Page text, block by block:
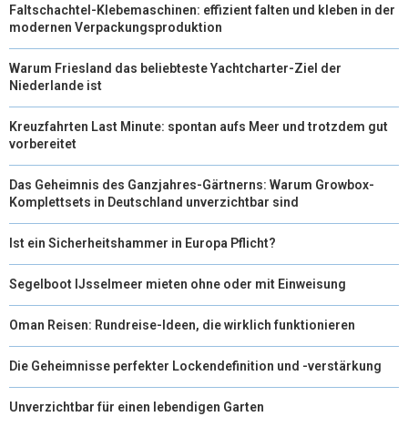
E
)
K S N
Faltschachtel-Klebemaschinen: effizient falten und kleben in der
modernen Verpackungsproduktion
Warum Friesland das beliebteste Yachtcharter-Ziel der
Niederlande ist
Kreuzfahrten Last Minute: spontan aufs Meer und trotzdem gut
vorbereitet
Das Geheimnis des Ganzjahres-Gärtnerns: Warum Growbox-
Komplettsets in Deutschland unverzichtbar sind
Ist ein Sicherheitshammer in Europa Pflicht?
Segelboot IJsselmeer mieten ohne oder mit Einweisung
Oman Reisen: Rundreise-Ideen, die wirklich funktionieren
Die Geheimnisse perfekter Lockendefinition und -verstärkung
Unverzichtbar für einen lebendigen Garten